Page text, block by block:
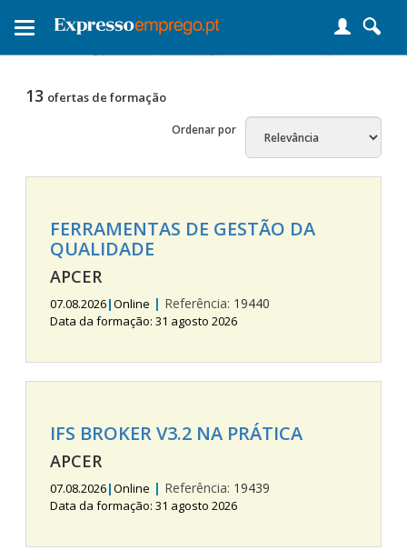
Toggle
13 ofertas de formação
Ordenar por
FERRAMENTAS DE GESTÃO DA
QUALIDADE
APCER
07.08.2026|Online | Referência: 19440
Data da formação: 31 agosto 2026
IFS BROKER V3.2 NA PRÁTICA
APCER
07.08.2026|Online | Referência: 19439
Data da formação: 31 agosto 2026